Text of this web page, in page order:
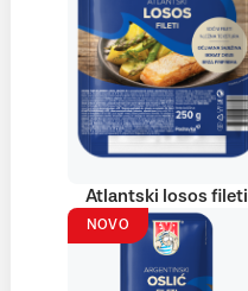
Atlantski losos fileti
NOVO